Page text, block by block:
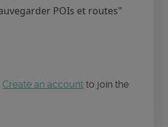
POIs et routes"
Create an account to join the